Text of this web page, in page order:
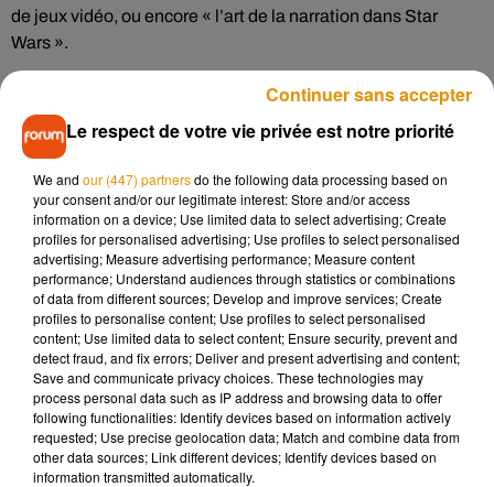
de jeux vidéo, ou encore « l’art de la narration dans Star
Wars ».
Harry Potter
Parmi les thématiques fortes de cette première édition, on
retrouvera l’univers d’Harry Potter. Les organisateurs ont
décidé de dédier toute une partie de sa programmation à
l’univers du plus célèbre des sorciers. Expositions et
animations autour du quidditch, avec le club d’Angers
Quidditch Club, sont au programme. Mais pas seulement…
Écouter le podcast
Le respect de votre vie privée est notre priorité
We and our (447) partnersdo the following data processing based on
your consent and/or our legitimate interest: Store and/or access
information on a device; Use limited data to select advertising; Create
profiles for personalised advertising; Use profiles to select personalised
advertising; Measure advertising performance; Measure content
performance; Understand audiences through statistics or combinations
of data from different sources; Develop and improve services; Create
profiles to personalise content; Use profiles to select personalised
content; Use limited data to select content; Ensure security, prevent and
detect fraud, and fix errors; Deliver and present advertising and content;
Save and communicate privacy choices. These technologies may
process personal data such as IP address and browsing data to offer
following functionalities: Identify devices based on information actively
requested; Use precise geolocation data; Match and combine data from
other data sources; Link different devices; Identify devices based on
information transmitted automatically.
Continuer sans accepter